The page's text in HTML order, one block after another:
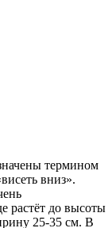
термином
вниз».
растёт до высоты
25-35 см. В